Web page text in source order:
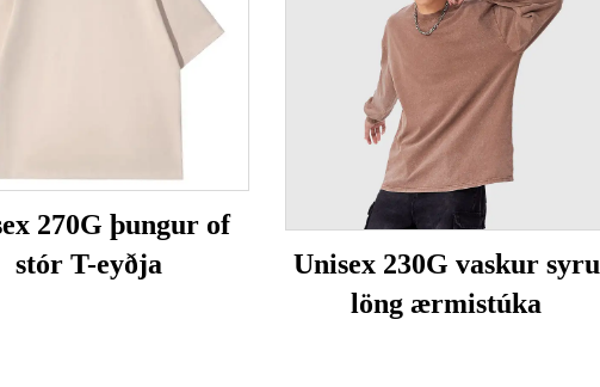
270G þungur of
stór T-eyðja
Unisex 230G vaskur syru
löng ærmistúka